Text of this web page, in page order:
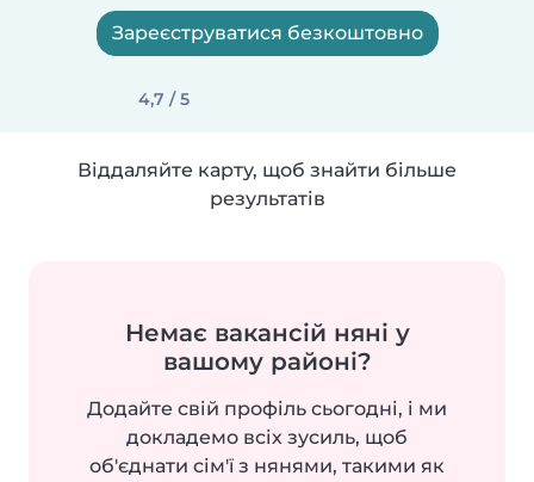
Зареєструватися безкоштовно
4,7 / 5
Віддаляйте карту, щоб знайти більше
результатів
Немає вакансій няні у
вашому районі?
Додайте свій профіль сьогодні, і ми
докладемо всіх зусиль, щоб
об'єднати сім'ї з нянями, такими як